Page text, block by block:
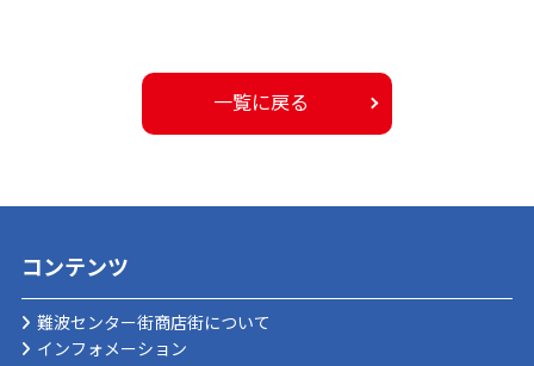
一覧に戻る
コンテンツ
難波センター街商店街について
インフォメーション